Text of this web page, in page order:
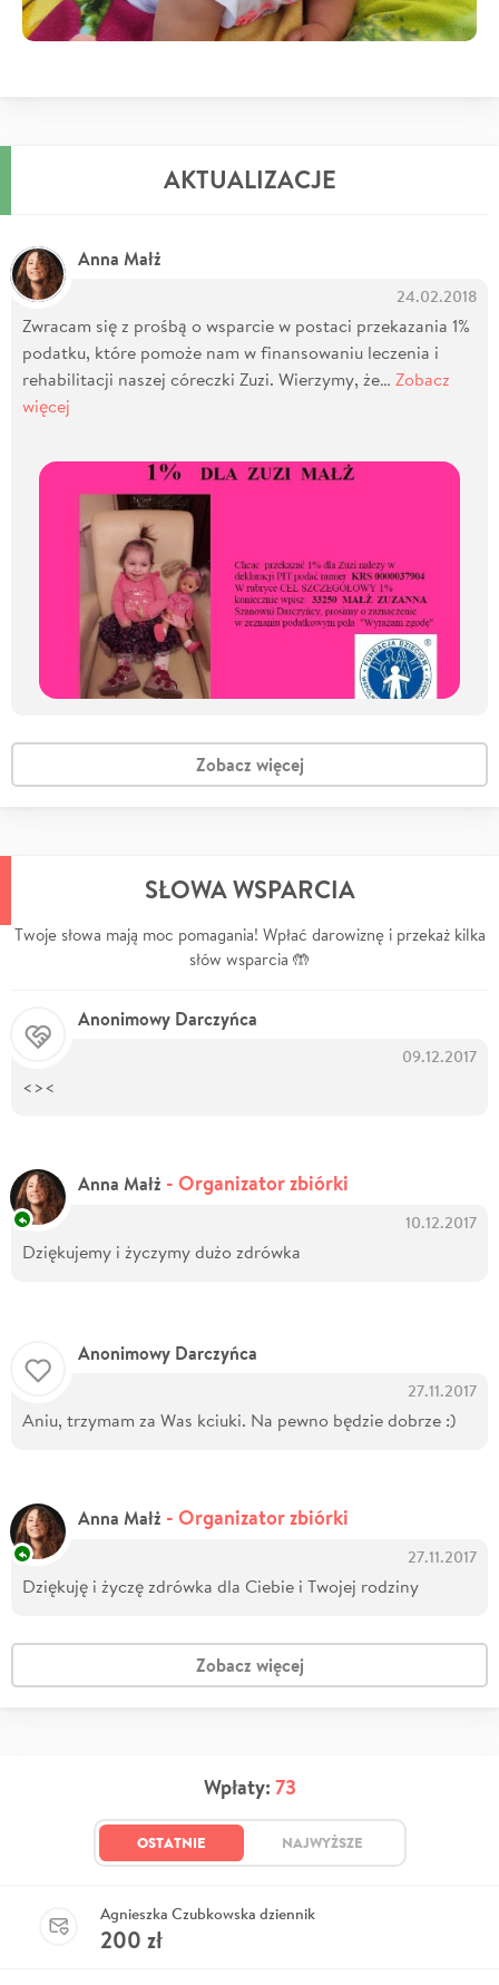
AKTUALIZACJE
Anna Małż
24.02.2018
Zwracam się z prośbą o wsparcie w postaci przekazania 1%
podatku, które pomoże nam w finansowaniu leczenia i
rehabilitacji naszej córeczki Zuzi. Wierzymy, że… Zobacz
więcej
Zobacz więcej
SŁOWA WSPARCIA
Twoje słowa mają moc pomagania! Wpłać darowiznę i przekaż kilka
słów wsparcia 🤲
Anonimowy Darczyńca
09.12.2017
<><
Anna Małż - Organizator zbiórki
10.12.2017
Dziękujemy i życzymy dużo zdrówka
Anonimowy Darczyńca
27.11.2017
Aniu, trzymam za Was kciuki. Na pewno będzie dobrze :)
Anna Małż - Organizator zbiórki
27.11.2017
Dziękuję i życzę zdrówka dla Ciebie i Twojej rodziny
Zobacz więcej
Wpłaty: 73
OSTATNIE NAJWYŻSZE
Agnieszka Czubkowska dziennik
200 zł